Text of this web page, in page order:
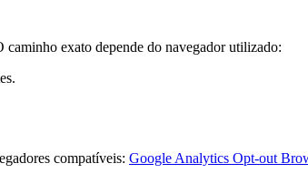
exato depende do navegador utilizado:
compatíveis: Google Analytics Opt-out